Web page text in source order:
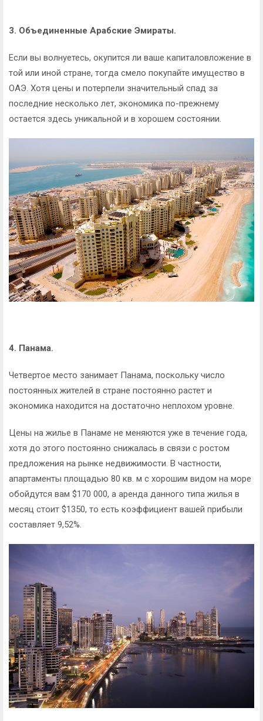
3. Объединенные Арабские Эмираты.
Если вы волнуетесь, окупится ли ваше капиталовложение в
той или иной стране, тогда смело покупайте имущество в
ОАЭ. Хотя цены и потерпели значительный спад за
последние несколько лет, экономика по-прежнему
остается здесь уникальной и в хорошем состоянии.
4. Панама.
Четвертое место занимает Панама, поскольку число
постоянных жителей в стране постоянно растет и
экономика находится на достаточно неплохом уровне.
Цены на жилье в Панаме не меняются уже в течение года,
хотя до этого постоянно снижалась в связи с ростом
предложения на рынке недвижимости. В частности,
апартаменты площадью 80 кв. м с хорошим видом на море
обойдутся вам $170 000, а аренда данного типа жилья в
месяц стоит $1350, то есть коэффициент вашей прибыли
составляет 9,52%.